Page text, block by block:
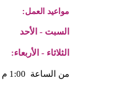
مواعيد العمل:
السبت - الأحد
الثلاثاء - الأربعاء:
من الساعة 1:00 م إلى 7:00 م